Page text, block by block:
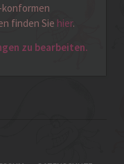
konformen
finden Sie hier.
zu bearbeiten.